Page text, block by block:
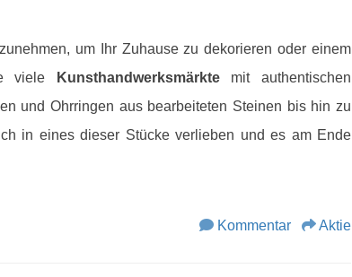
um Ihr Zuhause zu dekorieren oder einem
viele
Kunsthandwerksmärktemit authentischen
und Ohrringen aus bearbeiteten Steinen bis hin zu
in eines dieser Stücke verlieben und es am Ende
Kommentar Aktie